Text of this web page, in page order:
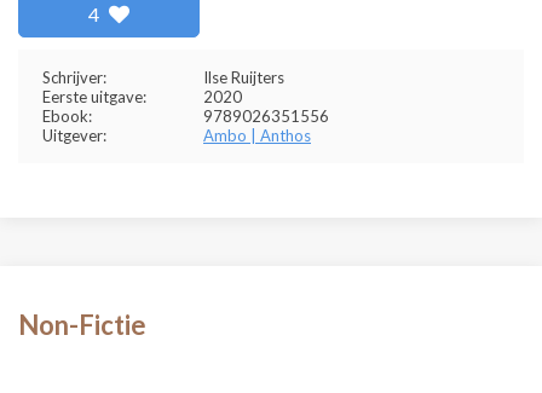
4
Schrijver:
Ilse Ruijters
Eerste uitgave:
2020
Ebook:
9789026351556
Uitgever:
Ambo | Anthos
Non-Fictie